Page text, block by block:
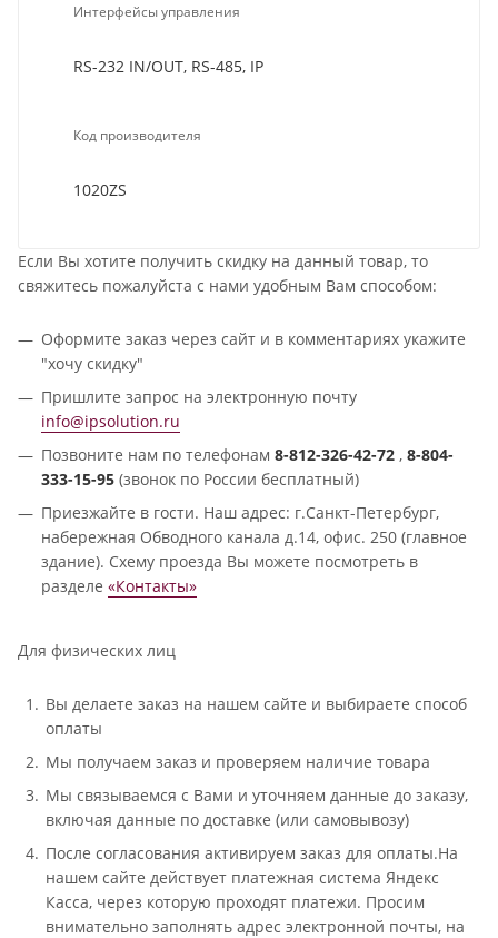
Интерфейсы управления
RS-232 IN/OUT, RS-485, IP
Код производителя
1020ZS
Если Вы хотите получить скидку на данный товар, то
свяжитесь пожалуйста с нами удобным Вам способом:
Оформите заказ через сайт и в комментариях укажите
"хочу скидку"
Пришлите запрос на электронную почту
info@ipsolution.ru
Позвоните нам по телефонам 8-812-326-42-72 , 8-804-
333-15-95 (звонок по России бесплатный)
Приезжайте в гости. Наш адрес: г.Санкт-Петербург,
набережная Обводного канала д.14, офис. 250 (главное
здание). Схему проезда Вы можете посмотреть в
разделе «Контакты»
Для физических лиц
Вы делаете заказ на нашем сайте и выбираете способ
оплаты
Мы получаем заказ и проверяем наличие товара
Мы связываемся с Вами и уточняем данные до заказу,
включая данные по доставке (или самовывозу)
После согласования активируем заказ для оплаты.На
нашем сайте действует платежная система Яндекс
Касса, через которую проходят платежи. Просим
внимательно заполнять адрес электронной почты, на